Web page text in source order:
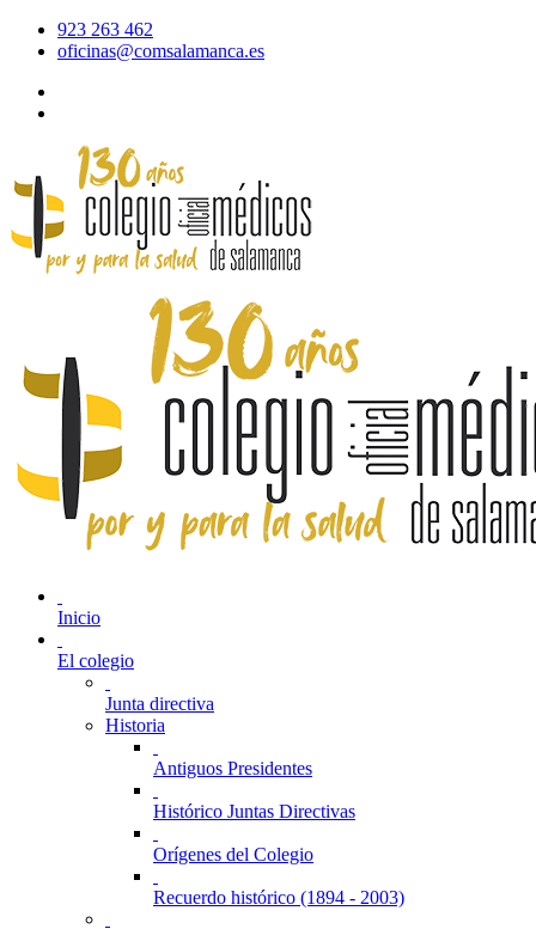
923 263 462
oficinas@comsalamanca.es
Inicio
El colegio
Junta directiva
Historia
Antiguos Presidentes
Histórico Juntas Directivas
Orígenes del Colegio
Recuerdo histórico (1894 - 2003)